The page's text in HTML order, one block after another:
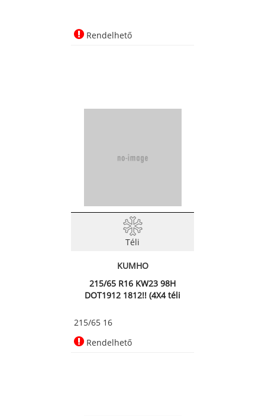
Rendelhető
Téli
KUMHO
215/65 R16 KW23 98H
DOT1912 1812!! (4X4 téli
215/65 16
Rendelhető